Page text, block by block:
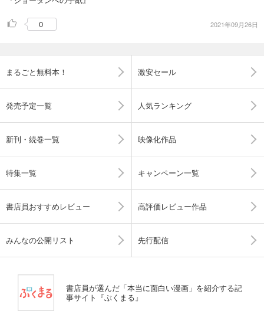
0 2021年09月26日
まるごと無料本！ 激安セール
発売予定一覧 人気ランキング
新刊・続巻一覧 映像化作品
特集一覧 キャンペーン一覧
書店員おすすめレビュー 高評価レビュー作品
みんなの公開リスト 先行配信
書店員が選んだ「本当に面白い漫画」を紹介する記
事サイト『ぶくまる』